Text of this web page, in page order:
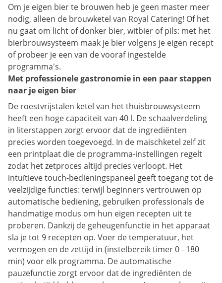
Om je eigen bier te brouwen heb je geen master meer
nodig, alleen de brouwketel van Royal Catering! Of het
nu gaat om licht of donker bier, witbier of pils: met het
bierbrouwsysteem maak je bier volgens je eigen recept
of probeer je een van de vooraf ingestelde
programma's.
Met professionele gastronomie in een paar stappen
naar je eigen bier
De roestvrijstalen ketel van het thuisbrouwsysteem
heeft een hoge capaciteit van 40 l. De schaalverdeling
in literstappen zorgt ervoor dat de ingrediënten
precies worden toegevoegd. In de maischketel zelf zit
een printplaat die de programma-instellingen regelt
zodat het zetproces altijd precies verloopt. Het
intuïtieve touch-bedieningspaneel geeft toegang tot de
veelzijdige functies: terwijl beginners vertrouwen op
automatische bediening, gebruiken professionals de
handmatige modus om hun eigen recepten uit te
proberen. Dankzij de geheugenfunctie in het apparaat
sla je tot 9 recepten op. Voer de temperatuur, het
vermogen en de zettijd in (instelbereik timer 0 - 180
min) voor elk programma. De automatische
pauzefunctie zorgt ervoor dat de ingrediënten de